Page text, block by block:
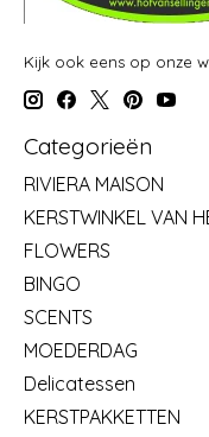
Kijk ook eens op onze
Categorieën
RIVIERA MAISON
KERSTWINKEL VAN
FLOWERS
BINGO
SCENTS
MOEDERDAG
Delicatessen
KERSTPAKKETTEN